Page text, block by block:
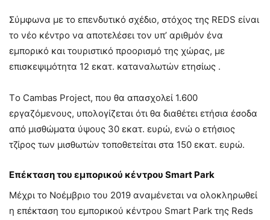
Σύμφωνα με το επενδυτικό σχέδιο, στόχος της REDS είναι
το νέο κέντρο να αποτελέσει τον υπ’ αριθμόν ένα
εμπορικό και τουριστικό προορισμό της χώρας, με
επισκεψιμότητα 12 εκατ. καταναλωτών ετησίως .
Tο Cambas Project, που θα απασχολεί 1.600
εργαζόμενους, υπολογίζεται ότι θα διαθέτει ετήσια έσοδα
από μισθώματα ύψους 30 εκατ. ευρώ, ενώ ο ετήσιος
τζίρος των μισθωτών τοποθετείται στα 150 εκατ. ευρώ.
Επέκταση του εμπορικού κέντρου Smart Park
Μέχρι το Νοέμβριο του 2019 αναμένεται να ολοκληρωθεί
η επέκταση του εμπορικού κέντρου Smart Park της Reds